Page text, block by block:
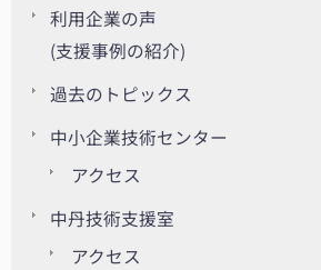
利用企業の声
(支援事例の紹介)
過去のトピックス
中小企業技術センター
アクセス
中丹技術支援室
アクセス